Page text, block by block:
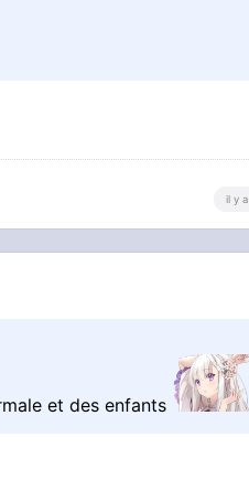
il y
et des enfants